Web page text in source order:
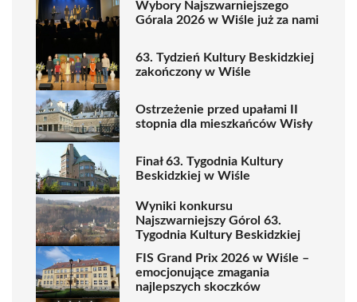
Wybory Najszwarniejszego
Górala 2026 w Wiśle już za nami
63. Tydzień Kultury Beskidzkiej
zakończony w Wiśle
Ostrzeżenie przed upałami II
stopnia dla mieszkańców Wisły
Finał 63. Tygodnia Kultury
Beskidzkiej w Wiśle
Wyniki konkursu
Najszwarniejszy Górol 63.
Tygodnia Kultury Beskidzkiej
FIS Grand Prix 2026 w Wiśle –
emocjonujące zmagania
najlepszych skoczków